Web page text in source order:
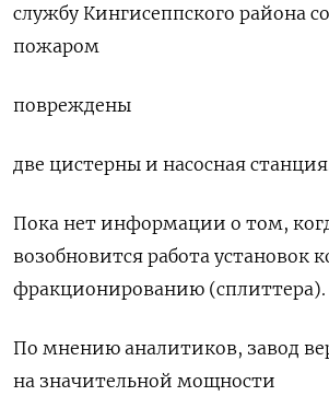
службу Кингисеппского района
пожаром
повреждены
две цистерны и насосная
Пока нет информации о том,
возобновится работа установок
фракционированию (сплиттера).
По мнению аналитиков, завод
на значительной мощности